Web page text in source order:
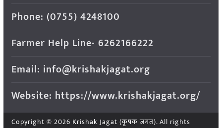
Phone: (0755) 4248100
Farmer Help Line- 6262166222
Email: info@krishakjagat.org
Website: https://www.krishakjagat.org/
Copyright © 2026 Krishak Jagat (कृषक जगत). All rights